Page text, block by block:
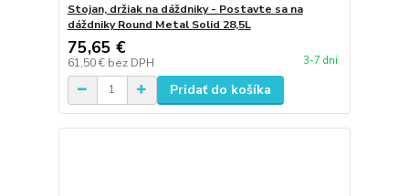
Stojan, držiak na dáždniky - Postavte sa na
dáždniky Round Metal Solid 28,5L
75,65 €
61,50 € bez DPH 3-7 dni
Pridať do košíka